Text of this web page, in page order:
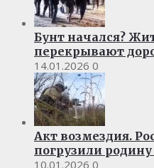
Бунт начался?
перекрывают
14.01.2026 0
Акт возмездия.
погрузили
10.01.2026 0